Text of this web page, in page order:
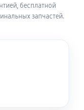
бесплатной
запчастей.